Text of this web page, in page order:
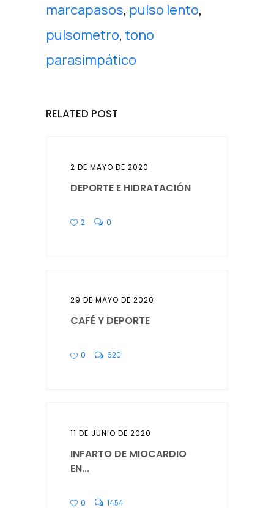
marcapasos, pulso lento,
pulsometro, tono
parasimpático
RELATED POST
2 DE MAYO DE 2020
DEPORTE E HIDRATACIÓN
2 0
29 DE MAYO DE 2020
CAFÉ Y DEPORTE
0 620
11 DE JUNIO DE 2020
INFARTO DE MIOCARDIO
EN...
0 1454